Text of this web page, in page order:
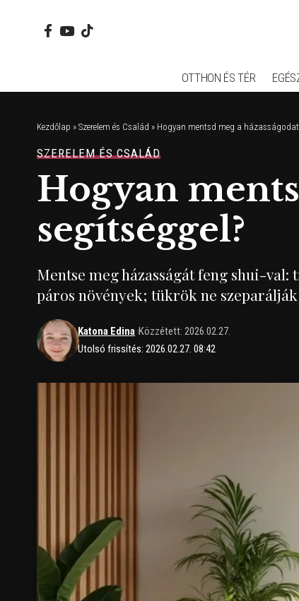
OTTHON ÉS TÉR
Kezdőlap » Szerelem és Család » Hogyan mentsd meg a
SZERELEM ÉS CSALÁD
Hogyan
segítséggel?
Mentse meg házasságát feng shui-
páros növények; tükrök ne
Utolsó frissítés: 2026.02.27. 08:42
Katona Edina Közzétett: 2026.02.27.